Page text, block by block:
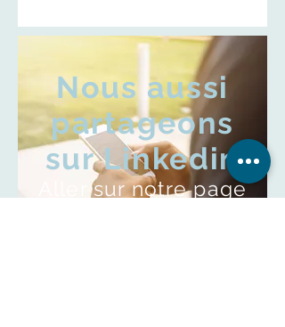
Nous aussi
partageons
sur Linkedin
Aller sur notre page